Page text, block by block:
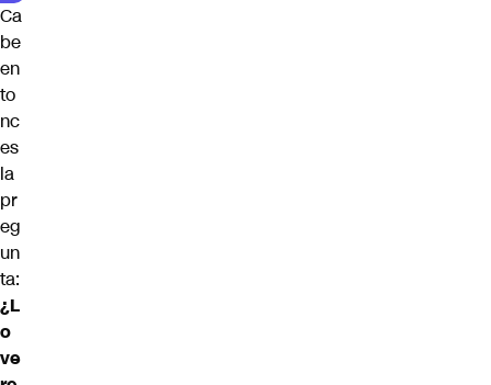
Ca
be
en
to
nc
es
la
pr
eg
un
ta:
¿L
o
ve